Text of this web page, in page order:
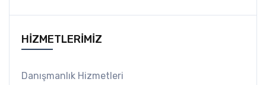
HİZMETLERİMİZ
Danışmanlık Hizmetleri